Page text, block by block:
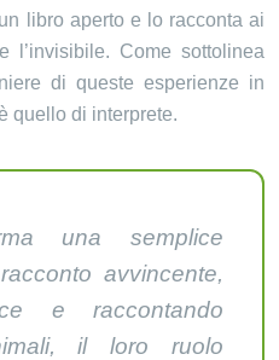
libro aperto e lo racconta ai
l’invisibile. Come sottolinea
di queste esperienze in
quello di interprete.
una semplice
avvincente,
e raccontando
il loro ruolo